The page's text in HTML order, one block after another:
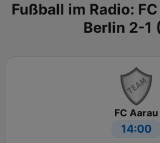
Fußball im Radio:
Berlin 2-1
FC Aarau
14:00